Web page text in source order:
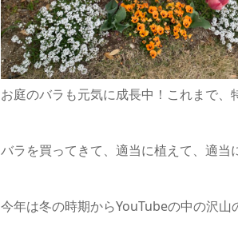
お庭のバラも元気に成長中！これまで
バラを買ってきて、適当に植えて、適当
今年は冬の時期からYouTubeの中の沢山